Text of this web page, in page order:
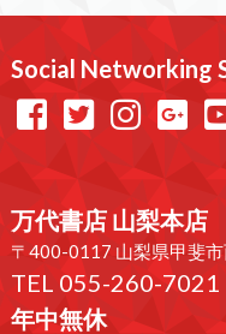
Social Networking
万代書店 山梨本店
〒400-0117 山梨県甲斐
TEL 055-260-7021
年中無休